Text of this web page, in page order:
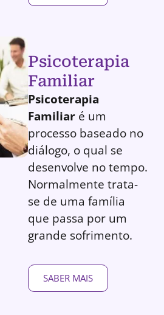
Psicoterapia
Familiar
Psicoterapia
Familiar é um
processo baseado no
diálogo, o qual se
desenvolve no tempo.
Normalmente trata-
se de uma família
que passa por um
grande sofrimento.
SABER MAIS